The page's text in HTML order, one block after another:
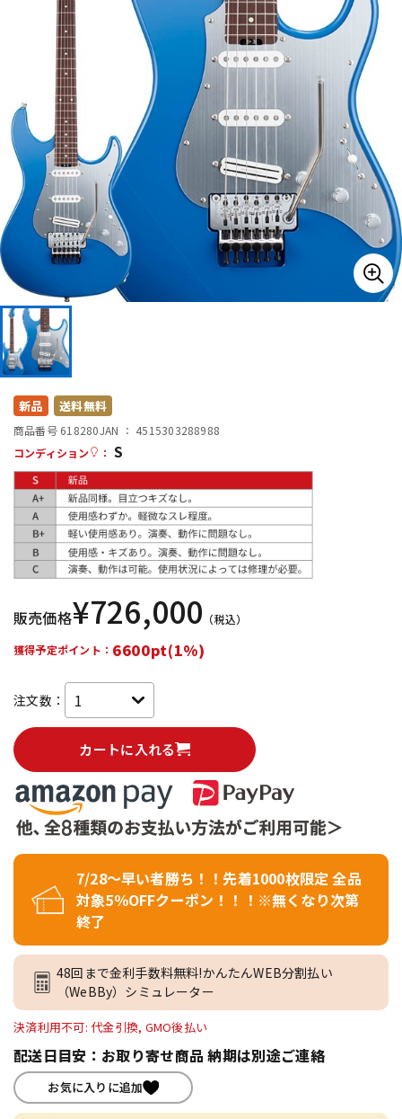
ドラム パーカッション
キーボード
管楽器
アンプ エフェクター
DTM
配信/ライブ機器
新品 送料無料
商品番号 618280JAN ： 4515303288988
コンディション
： S
販売価格¥726,000 （税込）
獲得予定ポイント： 6600pt(1%)
注文数：
カートに入れる
7/28～早い者勝ち！！先着1000枚限定 全品
対象5％OFFクーポン！！！※無くなり次第
終了
48回まで金利手数料無料!かんたんWEB分割払い
（WeBBy）シミュレーター
決済利用不可: 代金引換, GMO後払い
配送日目安：お取り寄せ商品 納期は別途ご連絡
お気に入りに追加